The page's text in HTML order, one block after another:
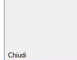
Chiudi